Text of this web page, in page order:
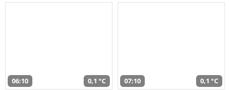
06:10 0,1 °C 07:10 0,1 °C